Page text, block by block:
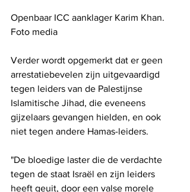
Openbaar ICC aanklager Karim Khan.
Foto media
Verder wordt opgemerkt dat er geen
arrestatiebevelen zijn uitgevaardigd
tegen leiders van de Palestijnse
Islamitische Jihad, die eveneens
gijzelaars gevangen hielden, en ook
niet tegen andere Hamas-leiders.
"De bloedige laster die de verdachte
tegen de staat Israël en zijn leiders
heeft geuit, door een valse morele